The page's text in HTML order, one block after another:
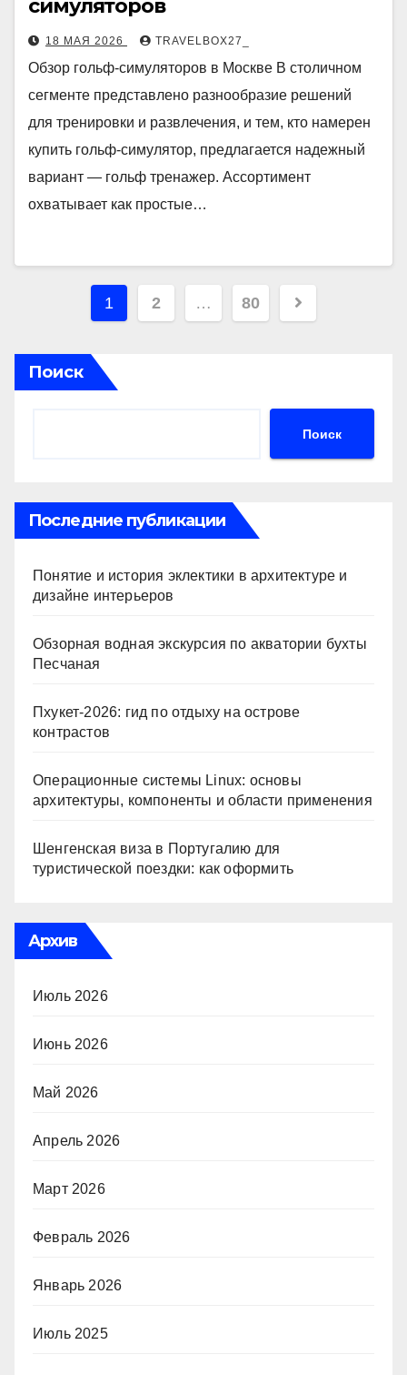
симуляторов
18 МАЯ 2026 TRAVELBOX27_
Обзор гольф-симуляторов в Москве В столичном
сегменте представлено разнообразие решений
для тренировки и развлечения, и тем, кто намерен
купить гольф-симулятор, предлагается надежный
вариант — гольф тренажер. Ассортимент
охватывает как простые…
Пагинация
1 2 … 80
Поиск
Поиск
Последние публикации
Понятие и история эклектики в архитектуре и
дизайне интерьеров
Обзорная водная экскурсия по акватории бухты
Песчаная
Пхукет-2026: гид по отдыху на острове
контрастов
Операционные системы Linux: основы
архитектуры, компоненты и области применения
Шенгенская виза в Португалию для
туристической поездки: как оформить
Архив
Июль 2026
Июнь 2026
Май 2026
Апрель 2026
Март 2026
Февраль 2026
Январь 2026
Июль 2025